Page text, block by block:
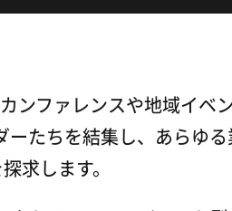
ンファレンスや地域イベ
たちを結集し、あらゆ
求します。